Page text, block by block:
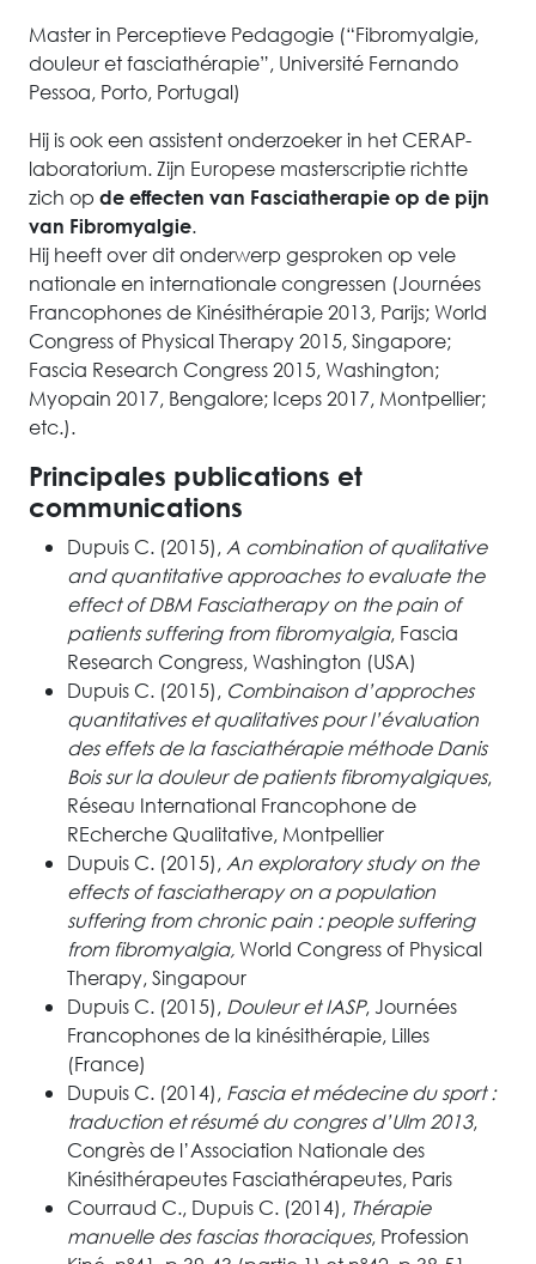
Master in Perceptieve Pedagogie (“Fibromyalgie,
douleur et fasciathérapie”, Université Fernando
Pessoa, Porto, Portugal)
Hij is ook een assistent onderzoeker in het CERAP-
laboratorium. Zijn Europese masterscriptie richtte
zich op de effecten van Fasciatherapie op de pijn
van Fibromyalgie.
Hij heeft over dit onderwerp gesproken op vele
nationale en internationale congressen (Journées
Francophones de Kinésithérapie 2013, Parijs; World
Congress of Physical Therapy 2015, Singapore;
Fascia Research Congress 2015, Washington;
Myopain 2017, Bengalore; Iceps 2017, Montpellier;
etc.).
Principales publications et
communications
Dupuis C. (2015), A combination of qualitative
and quantitative approaches to evaluate the
effect of DBM Fasciatherapy on the pain of
patients suffering from fibromyalgia, Fascia
Research Congress, Washington (USA)
Dupuis C. (2015), Combinaison d’approches
quantitatives et qualitatives pour l’évaluation
des effets de la fasciathérapie méthode Danis
Bois sur la douleur de patients fibromyalgiques,
Réseau International Francophone de
REcherche Qualitative, Montpellier
Dupuis C. (2015), An exploratory study on the
effects of fasciatherapy on a population
suffering from chronic pain : people suffering
from fibromyalgia,World Congress of Physical
Therapy, Singapour
Dupuis C. (2015), Douleur et IASP, Journées
Francophones de la kinésithérapie, Lilles
(France)
Dupuis C. (2014), Fascia et médecine du sport :
traduction et résumé du congres d’Ulm 2013,
Congrès de l’Association Nationale des
Kinésithérapeutes Fasciathérapeutes, Paris
Courraud C., Dupuis C. (2014), Thérapie
manuelle des fascias thoraciques, Profession